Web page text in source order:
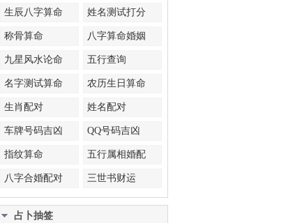
生辰八字算命 姓名测试打分
称骨算命 八字算命婚姻
九星风水论命 五行查询
名字测试算命 农历生日算命
生肖配对 姓名配对
车牌号码吉凶 QQ号码吉凶
指纹算命 五行属相婚配
八字合婚配对 三世书财运
占卜抽签